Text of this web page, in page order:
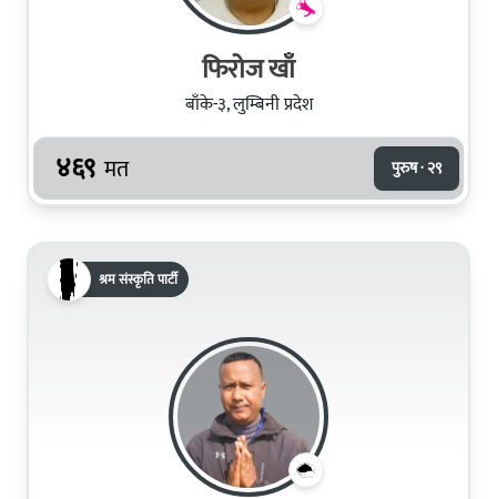
फिरोज खाँ
बाँके-३, लुम्बिनी प्रदेश
४६९ मत पुरुष · २९
श्रम संस्कृति पार्टी